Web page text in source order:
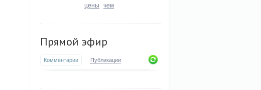
цены чем
Прямой эфир
Комментарии Публикации